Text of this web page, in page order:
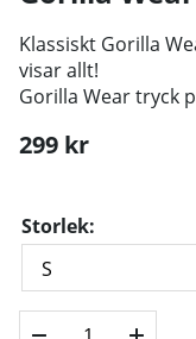
Klassiskt Gorilla
visar allt!
Gorilla Wear tryck
299 kr
Storlek: